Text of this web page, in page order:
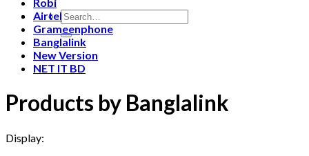
Airtel
Grameenphone
Banglalink
New Version
NET IT BD
Products by Banglalink
Display: